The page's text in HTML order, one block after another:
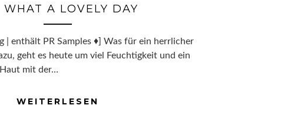
WHAT A LOVELY DAY
| enthält PR Samples ♦] Was für ein herrlicher
geht es heute um viel Feuchtigkeit und ein
mit der…
WEITERLESEN